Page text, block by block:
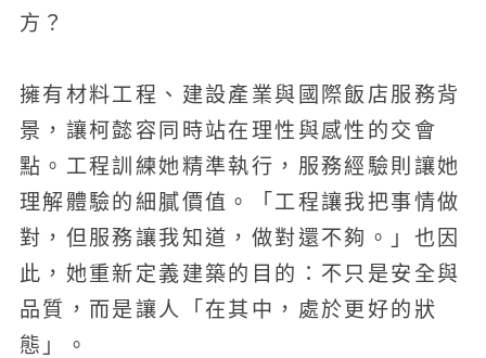
方？
擁有材料工程、建設產業與國際飯店服務背
景，讓柯懿容同時站在理性與感性的交會
點。工程訓練她精準執行，服務經驗則讓她
理解體驗的細膩價值。「工程讓我把事情做
對，但服務讓我知道，做對還不夠。」也因
此，她重新定義建築的目的：不只是安全與
品質，而是讓人「在其中，處於更好的狀
態」。